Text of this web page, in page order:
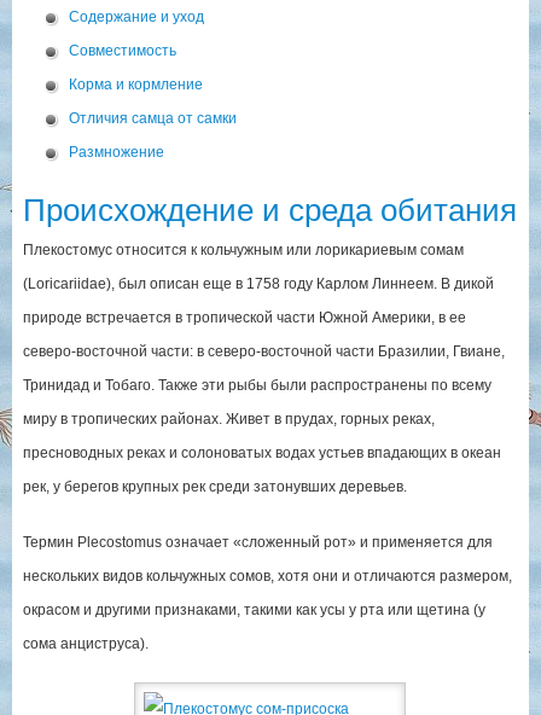
Содержание и уход
Совместимость
Корма и кормление
Отличия самца от самки
Размножение
Происхождение и среда обитания
Плекостомус относится к кольчужным или лорикариевым сомам
(Loricariidae), был описан еще в 1758 году Карлом Линнеем. В дикой
природе встречается в тропической части Южной Америки, в ее
северо-восточной части: в северо-восточной части Бразилии, Гвиане,
Тринидад и Тобаго. Также эти рыбы были распространены по всему
миру в тропических районах. Живет в прудах, горных реках,
пресноводных реках и солоноватых водах устьев впадающих в океан
рек, у берегов крупных рек среди затонувших деревьев.
Термин Plecostomus означает «сложенный рот» и применяется для
нескольких видов кольчужных сомов, хотя они и отличаются размером,
окрасом и другими признаками, такими как усы у рта или щетина (у
сома анциструса).